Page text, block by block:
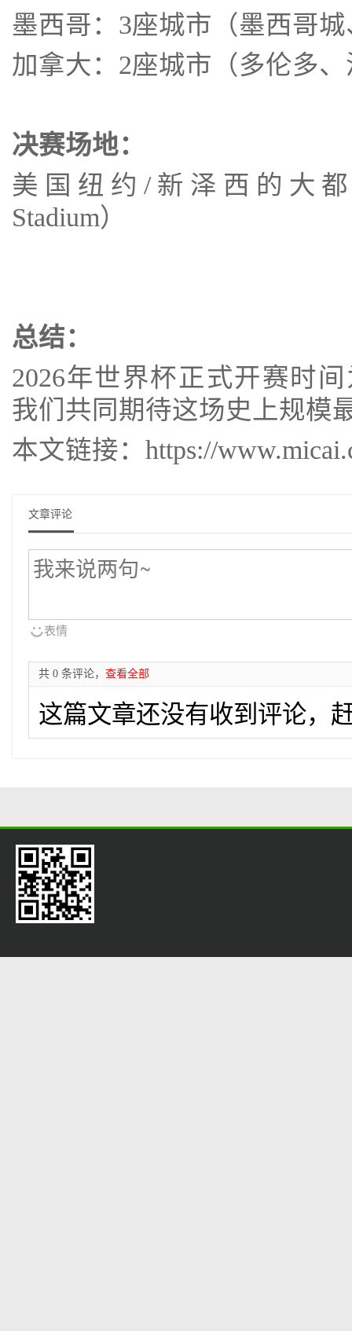
墨西哥：3座城市（墨西哥
加拿大：2座城市（多伦多
决赛场地：
美国纽约/新泽西的大
Stadium）
总结：
2026年世界杯正式开赛时
我们共同期待这场史上规模
本文链接：https://
文章评论
表情
共 0 条评论， 查看全部
这篇文章还没有收到评论，